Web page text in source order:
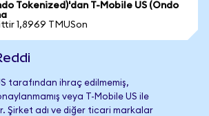
Tokenized)'dan T-Mobile US (Ondo
1,8969 TMUSon
tarafından ihraç edilmemiş,
veya T-Mobile US ile
Şirket adı ve diğer ticari markalar